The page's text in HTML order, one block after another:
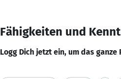
Fähigkeiten und
Logg Dich jetzt ein, um das ganze